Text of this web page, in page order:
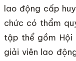
lao động cấp
chức có thẩm
tập thể gồm Hội
giải viên lao